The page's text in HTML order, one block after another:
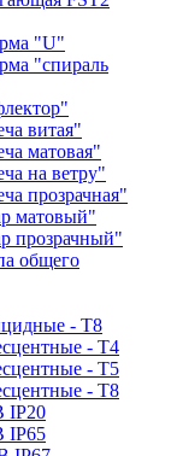
"U"
"спираль
витая"
матовая"
на ветру"
прозрачная"
матовый"
прозрачный"
общего
- Т8
- Т4
- Т5
- Т8
IP20
IP65